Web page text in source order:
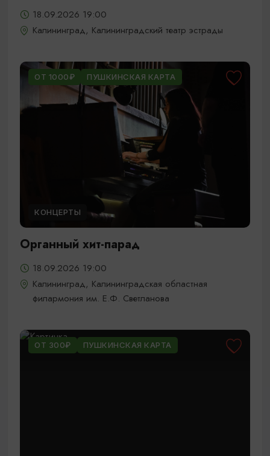
18.09.2026 19:00
Калининград, Калининградский театр эстрады
ОТ 1000₽ ПУШКИНСКАЯ КАРТА
КОНЦЕРТЫ
Органный хит-парад
18.09.2026 19:00
Калининград, Калининградская областная
филармония им. Е.Ф. Светланова
ОТ 300₽ ПУШКИНСКАЯ КАРТА